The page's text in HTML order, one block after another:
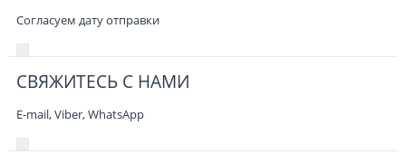
Согласуем дату отправки
СВЯЖИТЕСЬ С НАМИ
E-mail, Viber,WhatsApp